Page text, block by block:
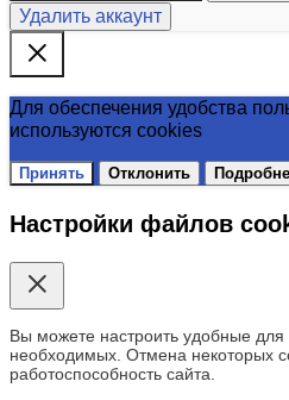
Удалить аккаунт
Для обеспечения удобства
используются cookies
Принять Отклонить
Настройки файлов
Вы можете настроить удобные
необходимых. Отмена некоторых
работоспособность сайта.